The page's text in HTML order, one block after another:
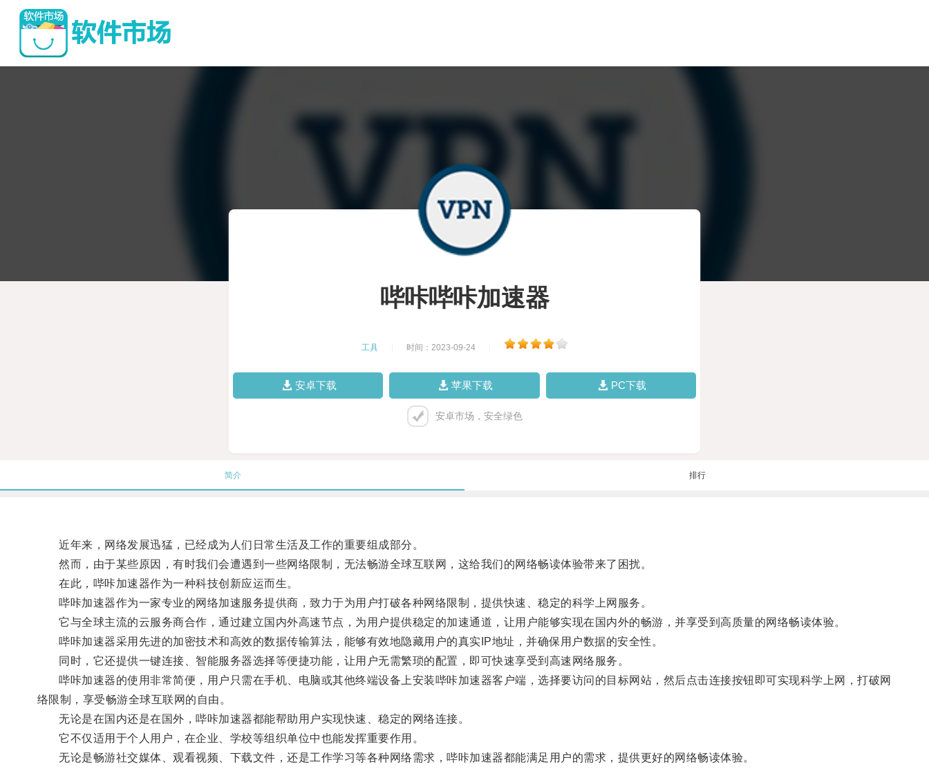
哔咔哔咔加速器
工具 时间：2023-09-24
安卓下载 苹果下载 PC下载
安卓市场，安全绿色
简介 排行
近年来，网络发展迅猛，已经成为人们日常生活及工作的重要组成部分。
然而，由于某些原因，有时我们会遭遇到一些网络限制，无法畅游全球互联网，这给我们的网络畅读体验带来了困扰。
在此，哔咔加速器作为一种科技创新应运而生。
哔咔加速器作为一家专业的网络加速服务提供商，致力于为用户打破各种网络限制，提供快速、稳定的科学上网服务。
它与全球主流的云服务商合作，通过建立国内外高速节点，为用户提供稳定的加速通道，让用户能够实现在国内外的畅游，并享受到高质量的网络畅读体验。
哔咔加速器采用先进的加密技术和高效的数据传输算法，能够有效地隐藏用户的真实IP地址，并确保用户数据的安全性。
同时，它还提供一键连接、智能服务器选择等便捷功能，让用户无需繁琐的配置，即可快速享受到高速网络服务。
哔咔加速器的使用非常简便，用户只需在手机、电脑或其他终端设备上安装哔咔加速器客户端，选择要访问的目标网站，然后点击连接按钮即可实现科学上网，打破网
络限制，享受畅游全球互联网的自由。
无论是在国内还是在国外，哔咔加速器都能帮助用户实现快速、稳定的网络连接。
它不仅适用于个人用户，在企业、学校等组织单位中也能发挥重要作用。
无论是畅游社交媒体、观看视频、下载文件，还是工作学习等各种网络需求，哔咔加速器都能满足用户的需求，提供更好的网络畅读体验。